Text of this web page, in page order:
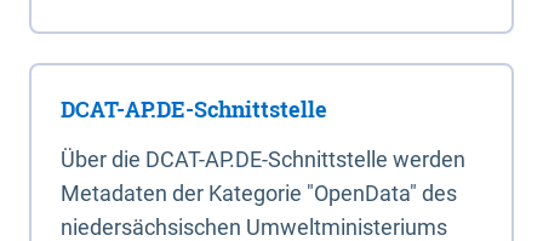
DCAT-AP.DE-Schnittstelle
Über die DCAT-AP.DE-Schnittstelle werden
Metadaten der Kategorie "OpenData" des
niedersächsischen Umweltministeriums